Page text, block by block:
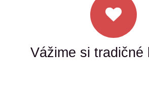
Vážime si tradičné